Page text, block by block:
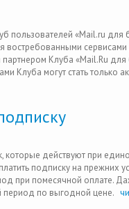
пользователей «Mail.ru
востребованными
Клуба «Mail.Ru
Клуба могут стать только
которые действуют при
подписку на прежних
при помесячной оплате.
период по выгодной цене.